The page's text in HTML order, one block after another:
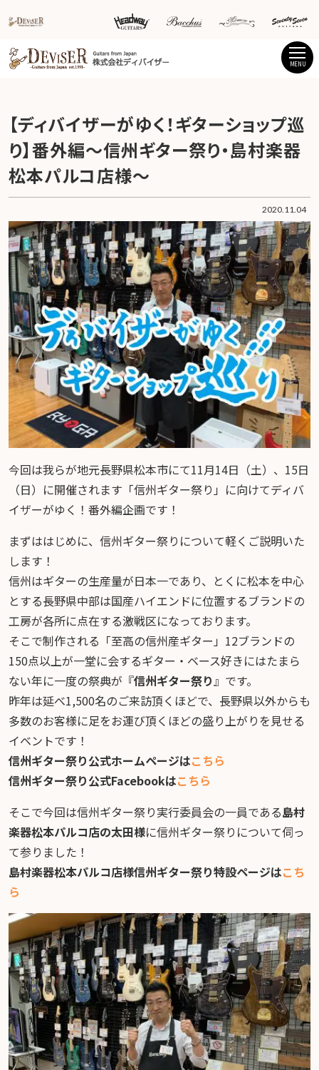
MENU
2020.11.04
【ディバイザーがゆく！ギターショップ巡
り】番外編～信州ギター祭り・島村楽器
松本パルコ店様～
今回は我らが地元長野県松本市にて11月14日（土）、15日
（日）に開催されます「信州ギター祭り」に向けてディバ
イザーがゆく！番外編企画です！
まずははじめに、信州ギター祭りについて軽くご説明いた
します！
信州はギターの生産量が日本一であり、とくに松本を中心
とする長野県中部は国産ハイエンドに位置するブランドの
工房が各所に点在する激戦区になっております。
そこで制作される「至高の信州産ギター」12ブランドの
150点以上が一堂に会するギター・ベース好きにはたまら
ない年に一度の祭典が『信州ギター祭り』です。
昨年は延べ1,500名のご来訪頂くほどで、長野県以外からも
多数のお客様に足をお運び頂くほどの盛り上がりを見せる
イベントです！
信州ギター祭り公式ホームページはこちら
信州ギター祭り公式Facebookはこちら
そこで今回は信州ギター祭り実行委員会の一員である島村
楽器松本パルコ店の太田様に信州ギター祭りについて伺っ
て参りました！
島村楽器松本パルコ店様信州ギター祭り特設ページはこち
ら